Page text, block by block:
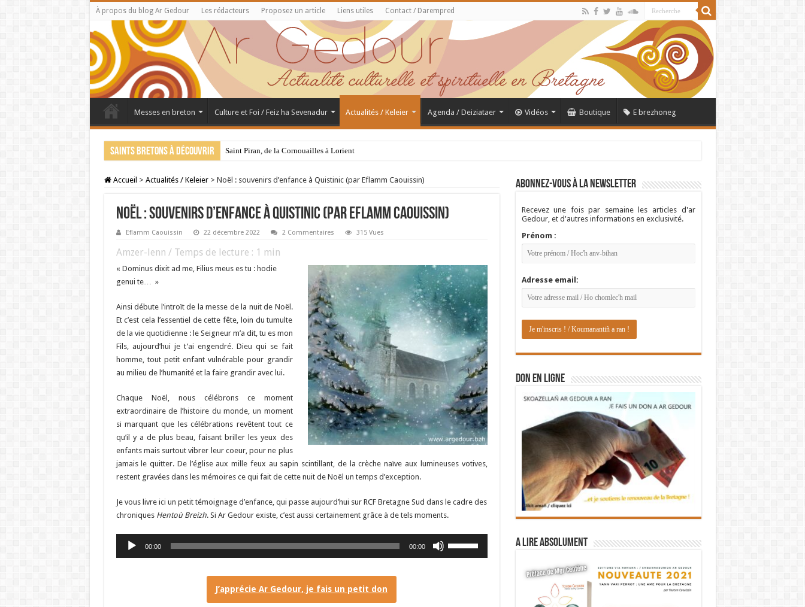
À propos du blog Ar Gedour Les rédacteurs Proposez un article Liens utiles Contact / Darempred
Messes en breton Culture et Foi / Feiz ha Sevenadur Actualités / Keleier Agenda / Deiziataer Vidéos Boutique E brezhoneg
Saints bretons à découvrir Saint Piran, de la Cornouailles à Lorient
Accueil > Actualités / Keleier > Noël : souvenirs d’enfance à Quistinic (par Eflamm Caouissin)
Noël : souvenirs d’enfance à Quistinic (par Eflamm Caouissin)
Eflamm Caouissin 22 décembre 2022 2 Commentaires 315 Vues
Amzer-lenn / Temps de lecture : 1 min
« Dominus dixit ad me, Filius meus es tu : hodie
genui te… »
Ainsi débute l’introït de la messe de la nuit de Noël.
Et c’est cela l’essentiel de cette fête, loin du tumulte
de la vie quotidienne : le Seigneur m’a dit, tu es mon
Fils, aujourd’hui je t’ai engendré. Dieu qui se fait
homme, tout petit enfant vulnérable pour grandir
au milieu de l’humanité et la faire grandir avec lui.
Chaque Noël, nous célébrons ce moment
extraordinaire de l’histoire du monde, un moment
si marquant que les célébrations revêtent tout ce
qu’il y a de plus beau, faisant briller les yeux des
enfants mais surtout vibrer leur coeur, pour ne plus
jamais le quitter. De l’église aux mille feux au sapin scintillant, de la crèche naïve aux lumineuses votives,
restent gravées dans les mémoires ce qui fait de cette nuit de Noël un temps d’exception.
Je vous livre ici un petit témoignage d’enfance, qui passe aujourd’hui sur RCF Bretagne Sud dans le cadre des
chroniques Hentoù Breizh. Si Ar Gedour existe, c’est aussi certainement grâce à de tels moments.
Lecteur
audio
00:00 00:00
J’apprécie Ar Gedour, je fais un petit don
Abonnez-vous à la newsletter
Recevez une fois par semaine les articles d'ar
Gedour, et d'autres informations en exclusivité.
Prénom :
Adresse email:
DON EN LIGNE
A lire absolument